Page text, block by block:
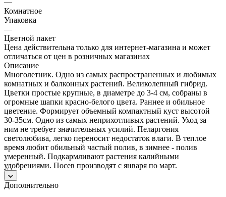
Комнатное
Упаковка
—
Цветной пакет
Цена действительна только для интернет-магазина и может
отличаться от цен в розничных магазинах
Описание
Многолетник. Одно из самых распространенных и любимых
комнатных и балконных растений. Великолепный гибрид.
Цветки простые крупные, в диаметре до 3-4 см, собраны в
огромные шапки красно-белого цвета. Раннее и обильное
цветение. Формирует объемный компактный куст высотой
30-35см. Одно из самых неприхотливых растений. Уход за
ним не требует значительных усилий. Пеларгония
светолюбива, легко переносит недостаток влаги. В теплое
время любит обильный частый полив, в зимнее - полив
умеренный. Подкармливают растения калийными
удобрениями. Посев производят с января по март.
Дополнительно